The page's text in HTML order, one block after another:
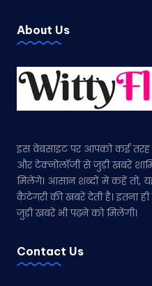
About Us
इस वेबसाइट पर आपको कई
और टेक्नोलॉजी से जुड़ी खबरें
मिलेंगे। आसान शब्दों में कहें
कैटेगरी की खबरें देती है। इतना
जुड़ी खबरें भी पढ़ने को मिलेंगी।
Contact Us